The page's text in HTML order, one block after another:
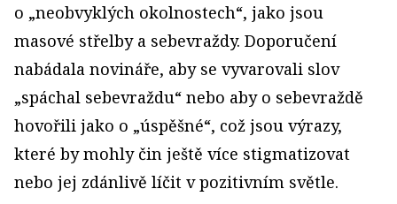
o „neobvyklých okolnostech“, jako jsou
masové střelby a sebevraždy. Doporučení
nabádala novináře, aby se vyvarovali slov
„spáchal sebevraždu“ nebo aby o sebevraždě
hovořili jako o „úspěšné“, což jsou výrazy,
které by mohly čin ještě více stigmatizovat
nebo jej zdánlivě líčit v pozitivním světle.